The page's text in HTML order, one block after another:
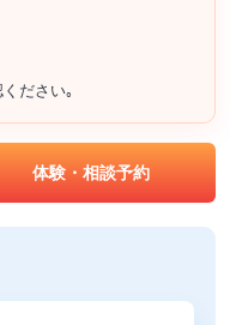
ださい｡
体験・相談予約